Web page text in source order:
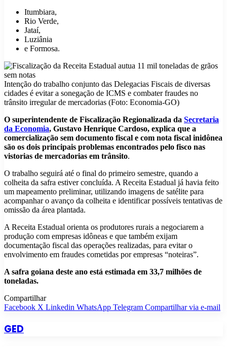
Itumbiara,
Rio Verde,
Jataí,
Luziânia
e Formosa.
Intenção do trabalho conjunto das Delegacias Fiscais de diversas
cidades é evitar a sonegação de ICMS e combater fraudes no
trânsito irregular de mercadorias (Foto: Economia-GO)
O superintendente de Fiscalização Regionalizada da Secretaria
da Economia, Gustavo Henrique Cardoso, explica que a
comercialização sem documento fiscal e com nota fiscal inidônea
são os dois principais problemas encontrados pelo fisco nas
vistorias de mercadorias em trânsito.
O trabalho seguirá até o final do primeiro semestre, quando a
colheita da safra estiver concluída. A Receita Estadual já havia feito
um mapeamento preliminar, utilizando imagens de satélite para
acompanhar o avanço da colheita e identificar possíveis tentativas de
omissão da área plantada.
A Receita Estadual orienta os produtores rurais a negociarem a
produção com empresas idôneas e que também exijam
documentação fiscal das operações realizadas, para evitar o
envolvimento em fraudes cometidas por empresas “noteiras”.
A safra goiana deste ano está estimada em 33,7 milhões de
toneladas.
Compartilhar
Facebook X Linkedin WhatsApp Telegram Compartilhar via e-mail
GED